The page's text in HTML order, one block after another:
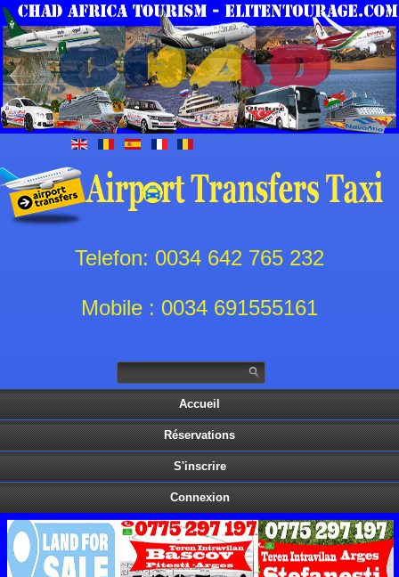
Telefon: 0034 642 765 232
Mobile : 0034 691555161
Accueil
Réservations
S'inscrire
Connexion